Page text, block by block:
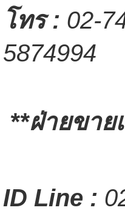
โทร: 02-
5874994
**ฝ่ายขาย
ID Line :